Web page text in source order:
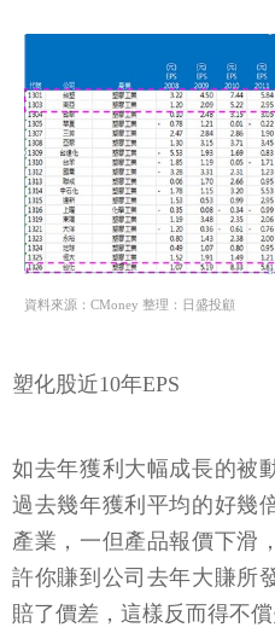
資料來源：CMoney 整理：日盛投顧
塑化股近10年EPS
如去年獲利大幅成長的被
過去幾年獲利平均的好幾
產業，一但產品報價下滑
許你賺到公司去年大賺所
賠了價差，這樣反而得不償